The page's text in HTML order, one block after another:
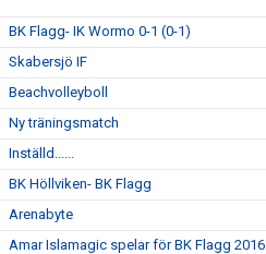
BK Flagg- IK Wormo 0-1 (0-1)
Skabersjö IF
Beachvolleyboll
Ny träningsmatch
Inställd......
BK Höllviken- BK Flagg
Arenabyte
Amar Islamagic spelar för BK Flagg 2016